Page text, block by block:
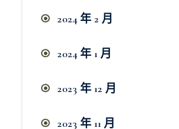
2024 年 2 月
2024 年 1 月
2023 年 12 月
2023 年 11 月